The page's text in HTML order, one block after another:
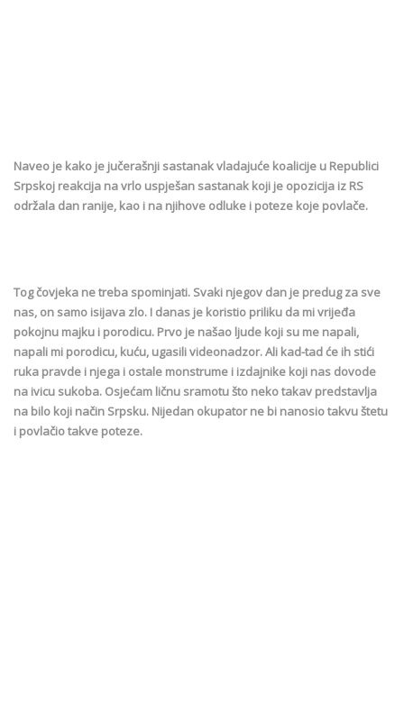
Naveo je kako je jučerašnji sastanak vladajuće koalicije u Republici
Srpskoj reakcija na vrlo uspješan sastanak koji je opozicija iz RS
održala dan ranije, kao i na njihove odluke i poteze koje povlače.
Tog čovjeka ne treba spominjati. Svaki njegov dan je predug za sve
nas, on samo isijava zlo. I danas je koristio priliku da mi vrijeđa
pokojnu majku i porodicu. Prvo je našao ljude koji su me napali,
napali mi porodicu, kuću, ugasili videonadzor. Ali kad-tad će ih stići
ruka pravde i njega i ostale monstrume i izdajnike koji nas dovode
na ivicu sukoba. Osjećam ličnu sramotu što neko takav predstavlja
na bilo koji način Srpsku. Nijedan okupator ne bi nanosio takvu štetu
i povlačio takve poteze.